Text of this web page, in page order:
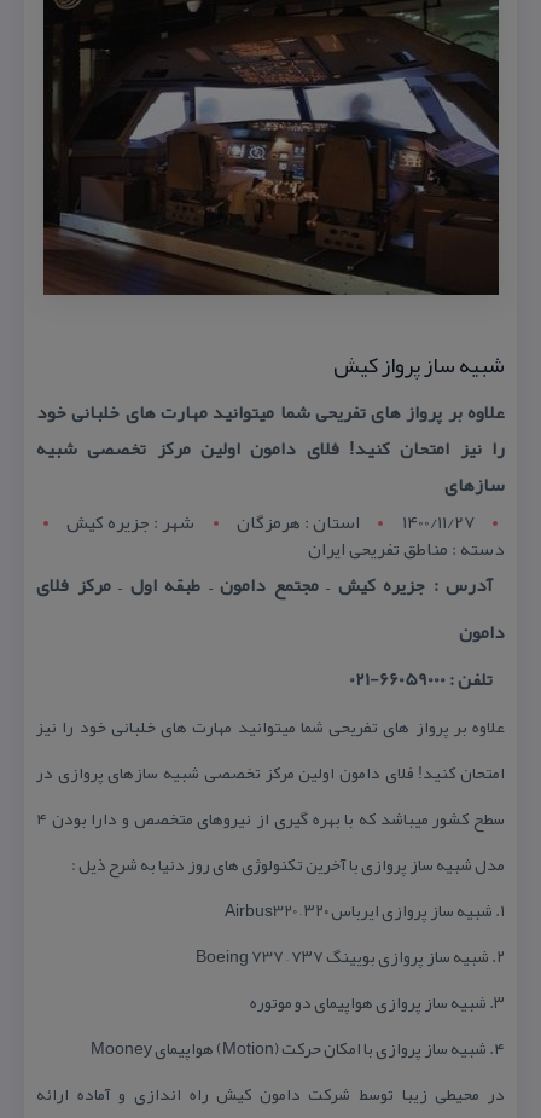
شبیه ساز پرواز كیش
علاوه بر پرواز های تفریحی شما میتوانید مهارت های خلبانی خود
را نیز امتحان كنید! فلای دامون اولین مركز تخصصی شبیه
سازهای
1400/11/27
استان : هرمزگان شهر : جزيره کيش
دسته : مناطق تفریحی ایران
آدرس : جزیره كیش – مجتمع دامون – طبقه اول – مركز فلای
دامون
تلفن : 66059000-021
علاوه بر پرواز های تفریحی شما میتوانید مهارت های خلبانی خود را نیز
امتحان كنید! فلای دامون اولین مركز تخصصی شبیه سازهای پروازی در
سطح كشور میباشد كه با بهره گیری از نیروهای متخصص و دارا بودن ۴
مدل شبیه ساز پروازی با آخرین تكنولوژی های روز دنیا به شرح ذیل :
۱. شبیه ساز پروازی ایرباس ۳۲۰ – Airbus320
۲. شبیه ساز پروازی بویینگ ۷۳۷ – Boeing 737
۳. شبیه ساز پروازی هواپیمای دو موتوره
۴. شبیه ساز پروازی با امكان حركت (Motion) هواپیمای Mooney
در محیطی زیبا توسط شركت دامون كیش راه اندازی و آماده ارائه